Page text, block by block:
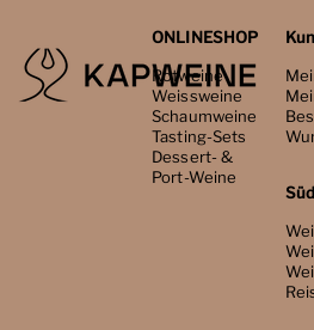
ONLINESHOP
Rotweine
Weissweine
Schaumweine
Tasting-Sets
Dessert- &
Port-Weine